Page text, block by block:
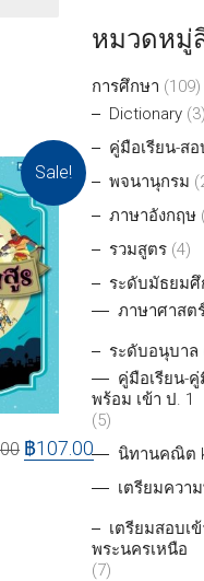
Sale!
฿107.00
หมวดหมู่
การศึกษา (109)
Dictionary (3)
คู่มือเรียน-ส
พจนานุกรม
ภาษาอังกฤษ
รวมสูตร (4)
ระดับมัธยมศึ
ภาษาศาสต
ระดับอนุบาล
คู่มือเรียน-
พร้อม เข้า ป. 1
(5)
นิทานคณิต
เตรียมควา
เตรียมสอบเ
พระนครเหนือ
(7)